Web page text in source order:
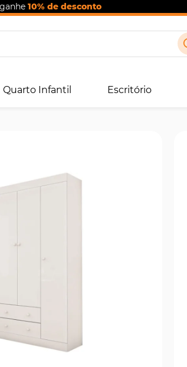
10% de desconto
Quarto Infantil Escritório